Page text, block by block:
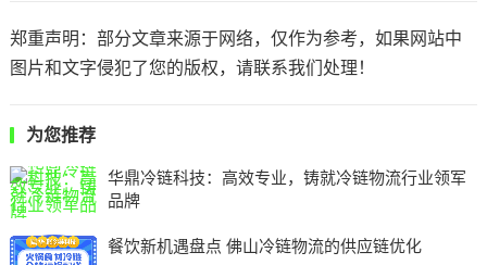
郑重声明：部分文章来源于网络，仅作为参考，如果网站中
图片和文字侵犯了您的版权，请联系我们处理！
为您推荐
华鼎冷链科技：高效专业，铸就冷链物流行业领军
品牌
餐饮新机遇盘点 佛山冷链物流的供应链优化